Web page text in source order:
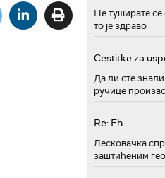
Не туширате се
то је здраво
Cestitke za
Да ли сте
ручице
Re: Eh...
Лесковачка
заштићеним